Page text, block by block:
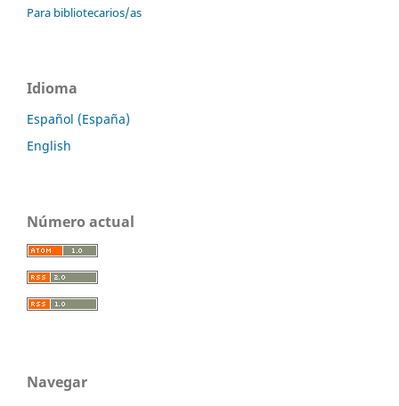
Para bibliotecarios/as
Idioma
Español (España)
English
Número actual
Navegar